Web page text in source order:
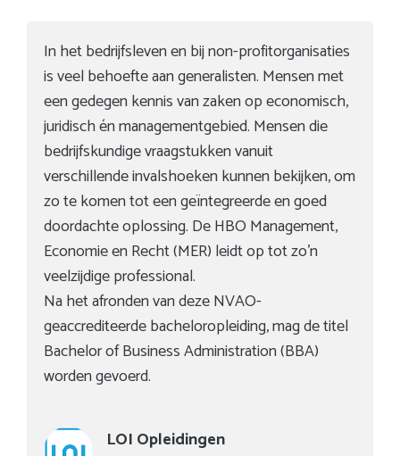
In het bedrijfsleven en bij non-profitorganisaties
is veel behoefte aan generalisten. Mensen met
een gedegen kennis van zaken op economisch,
juridisch én managementgebied. Mensen die
bedrijfskundige vraagstukken vanuit
verschillende invalshoeken kunnen bekijken, om
zo te komen tot een geïntegreerde en goed
doordachte oplossing. De HBO Management,
Economie en Recht (MER) leidt op tot zo’n
veelzijdige professional.
Na het afronden van deze NVAO-
geaccrediteerde bacheloropleiding, mag de titel
Bachelor of Business Administration (BBA)
worden gevoerd.
LOI Opleidingen